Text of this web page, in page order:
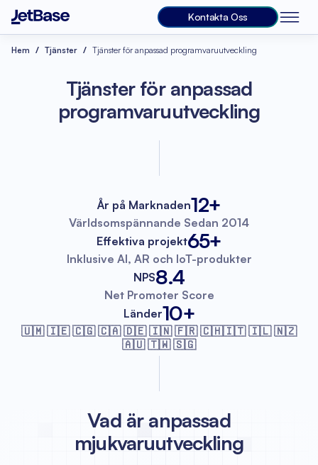
Kontakta Oss
Hem Tjänster Tjänster för anpassad programvaruutveckling
Tjänster för anpassad
programvaruutveckling
År på Marknaden12+
Världsomspännande Sedan 2014
Effektiva projekt65+
Inklusive AI, AR och IoT-produkter
NPS8.4
Net Promoter Score
Länder10+
🇺🇲 🇮🇪 🇨🇬 🇨🇦 🇩🇪 🇮🇳 🇫🇷🇨🇭🇮🇹 🇮🇱 🇳🇿
🇦🇺 🇹🇼 🇸🇬
Vad är anpassad
mjukvaruutveckling